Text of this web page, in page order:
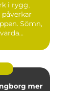
i rygg,
påverkar
Sömn,
mer